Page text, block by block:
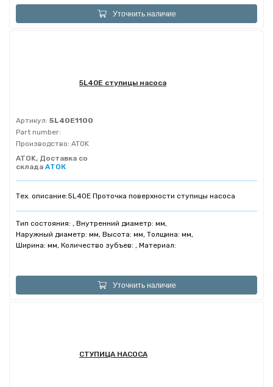
Уточнить наличие
5L40E ступицы насоса
Артикул: 5L40E1100
Part number:
Производство: ATOK
ATOK, Доставка со
склада АТОК
Тех. описание:5L40E Проточка поверхности ступицы насоса
Тип состояния: , Внутренний диаметр: мм,
Наружный диаметр: мм, Высота: мм, Толщина: мм,
Ширина: мм, Количество зубъев: , Материал:
Уточнить наличие
СТУПИЦА НАСОСА